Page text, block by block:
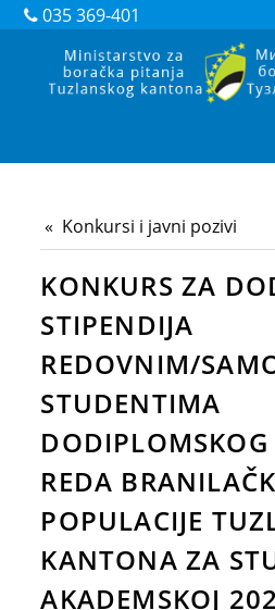
035 369-401
Konkursi i javni pozivi
KONKURS ZA
STIPENDIJA
REDOVNIM/
STUDENTIMA
REDA
POPULACIJE
KANTONA ZA
AKADEMSKOJ
JAVNI POZIVI I
JAVNE